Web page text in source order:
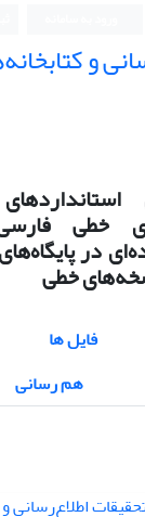
و
خطی
در
خطی
فایل ها
هم رسانی